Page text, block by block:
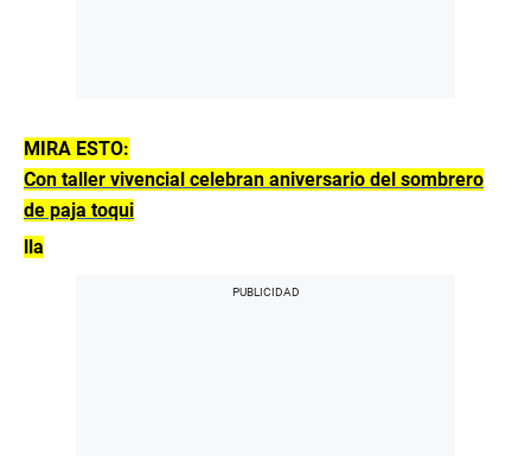
MIRA ESTO:
Con taller vivencial celebran aniversario del sombrero
de paja toqui
lla